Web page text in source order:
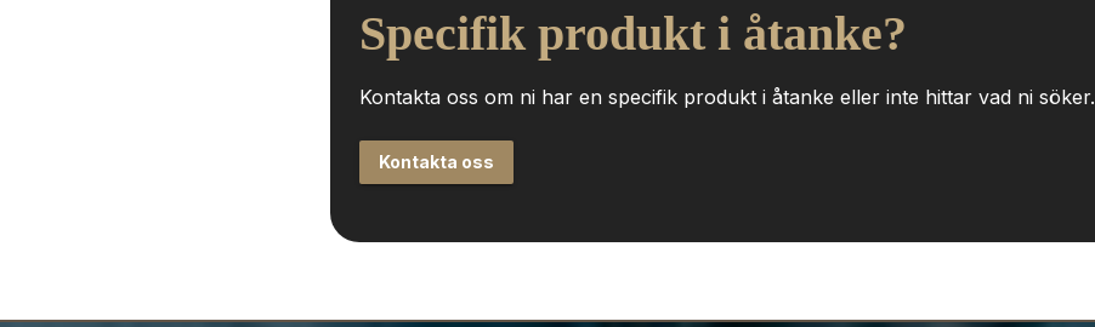
Specifik produkt i åtanke?
Kontakta oss om ni har en specifik produkt i åtanke eller inte hittar vad ni söker.
Kontakta oss